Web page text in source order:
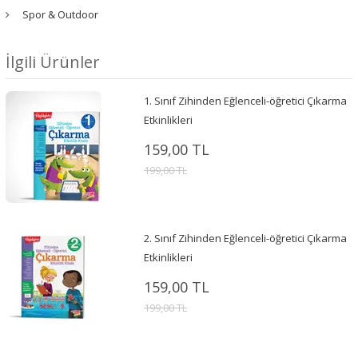
Spor & Outdoor
İlgili Ürünler
1. Sınıf Zihinden Eğlenceli-öğretici Çıkarma
Etkinlikleri
159,00 TL
199,00 TL
2. Sınıf Zihinden Eğlenceli-öğretici Çıkarma
Etkinlikleri
159,00 TL
199,00 TL